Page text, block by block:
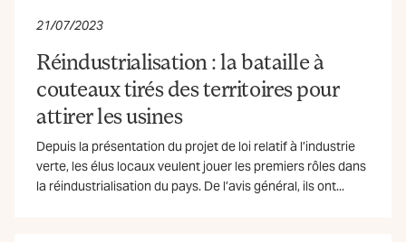
21/07/2023
Réindustrialisation : la bataille à
couteaux tirés des territoires pour
attirer les usines
Depuis la présentation du projet de loi relatif à l’industrie
verte, les élus locaux veulent jouer les premiers rôles dans
la réindustrialisation du pays. De l’avis général, ils ont...